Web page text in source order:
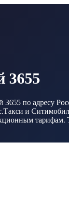
3655
по адресу
и
тарифам.